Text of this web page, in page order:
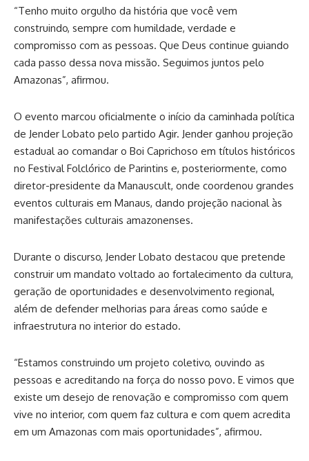
“Tenho muito orgulho da história que você vem
construindo, sempre com humildade, verdade e
compromisso com as pessoas. Que Deus continue guiando
cada passo dessa nova missão. Seguimos juntos pelo
Amazonas”, afirmou.
O evento marcou oficialmente o início da caminhada política
de Jender Lobato pelo partido Agir. Jender ganhou projeção
estadual ao comandar o Boi Caprichoso em títulos históricos
no Festival Folclórico de Parintins e, posteriormente, como
diretor-presidente da Manauscult, onde coordenou grandes
eventos culturais em Manaus, dando projeção nacional às
manifestações culturais amazonenses.
Durante o discurso, Jender Lobato destacou que pretende
construir um mandato voltado ao fortalecimento da cultura,
geração de oportunidades e desenvolvimento regional,
além de defender melhorias para áreas como saúde e
infraestrutura no interior do estado.
“Estamos construindo um projeto coletivo, ouvindo as
pessoas e acreditando na força do nosso povo. E vimos que
existe um desejo de renovação e compromisso com quem
vive no interior, com quem faz cultura e com quem acredita
em um Amazonas com mais oportunidades”, afirmou.